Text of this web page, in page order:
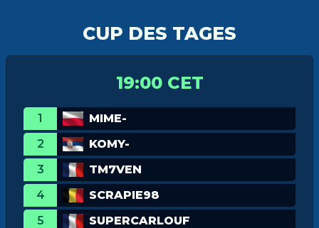
CUP DES TAGES
19:00 CET
1
MIME-
2
KOMY-
3
TM7VEN
4
SCRAPIE98
5
SUPERCARLOUF